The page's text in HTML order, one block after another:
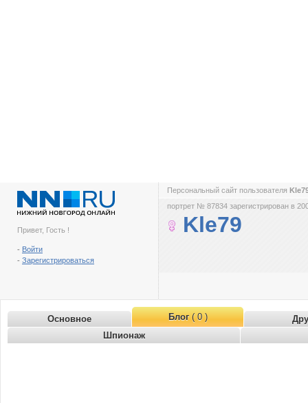
Привет, Гость !
- Войти
- Зарегистрироваться
Персональный сайт пользователя
портрет № 87834 зарегистрирован в
Kle79
Основное Блог( 0 )
Шпионаж